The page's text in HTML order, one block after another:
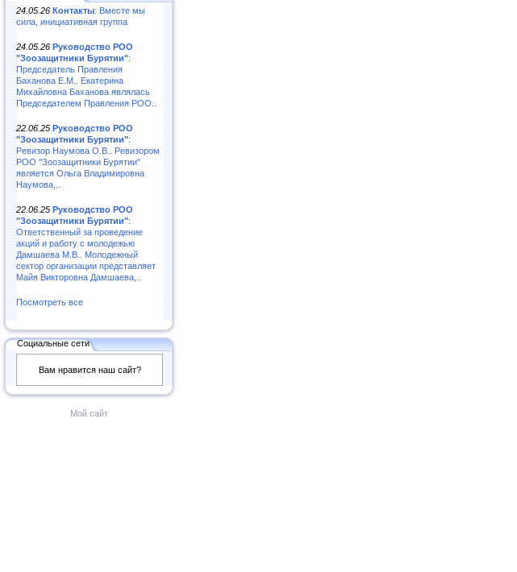
24.05.26 Контакты: Вместе мы
сила, инициативная группа
24.05.26 Руководство РОО
"Зоозащитники Бурятии":
Председатель Правления
Баханова Е.М.. Екатерина
Михайловна Баханова являлась
Председателем Правления РОО..
22.06.25 Руководство РОО
"Зоозащитники Бурятии":
Ревизор Наумова О.В.. Ревизором
РОО "Зоозащитники Бурятии"
является Ольга Владимировна
Наумова,..
22.06.25 Руководство РОО
"Зоозащитники Бурятии":
Ответственный за проведение
акций и работу с молодежью
Дамшаева М.В.. Молодежный
сектор организации представляет
Майя Викторовна Дамшаева,..
Посмотреть все
Социальные сети
Вам нравится наш сайт?
Мой сайт